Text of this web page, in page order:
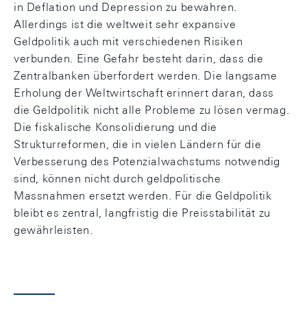
in Deflation und Depression zu bewahren.
Allerdings ist die weltweit sehr expansive
Geldpolitik auch mit verschiedenen Risiken
verbunden. Eine Gefahr besteht darin, dass die
Zentralbanken überfordert werden. Die langsame
Erholung der Weltwirtschaft erinnert daran, dass
die Geldpolitik nicht alle Probleme zu lösen vermag.
Die fiskalische Konsolidierung und die
Strukturreformen, die in vielen Ländern für die
Verbesserung des Potenzialwachstums notwendig
sind, können nicht durch geldpolitische
Massnahmen ersetzt werden. Für die Geldpolitik
bleibt es zentral, langfristig die Preisstabilität zu
gewährleisten.